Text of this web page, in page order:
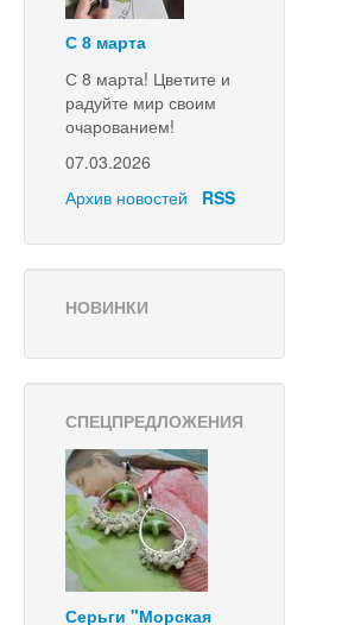
С 8 марта
С 8 марта! Цветите и
радуйте мир своим
очарованием!
07.03.2026
Архив новостей
RSS
НОВИНКИ
СПЕЦПРЕДЛОЖЕНИЯ
Серьги "Морская